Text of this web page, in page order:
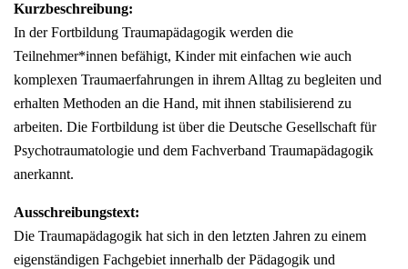
Kurzbeschreibung:
In der Fortbildung Traumapädagogik werden die
Teilnehmer*innen befähigt, Kinder mit einfachen wie auch
komplexen Traumaerfahrungen in ihrem Alltag zu begleiten und
erhalten Methoden an die Hand, mit ihnen stabilisierend zu
arbeiten. Die Fortbildung ist über die Deutsche Gesellschaft für
Psychotraumatologie und dem Fachverband Traumapädagogik
anerkannt.
Ausschreibungstext:
Die Traumapädagogik hat sich in den letzten Jahren zu einem
eigenständigen Fachgebiet innerhalb der Pädagogik und